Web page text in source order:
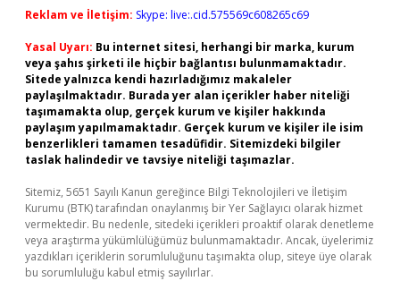
Reklam ve İletişim: Skype: live:.cid.575569c608265c69
Yasal Uyarı: Bu internet sitesi, herhangi bir marka, kurum
veya şahıs şirketi ile hiçbir bağlantısı bulunmamaktadır.
Sitede yalnızca kendi hazırladığımız makaleler
paylaşılmaktadır. Burada yer alan içerikler haber niteliği
taşımamakta olup, gerçek kurum ve kişiler hakkında
paylaşım yapılmamaktadır. Gerçek kurum ve kişiler ile isim
benzerlikleri tamamen tesadüfidir. Sitemizdeki bilgiler
taslak halindedir ve tavsiye niteliği taşımazlar.
Sitemiz, 5651 Sayılı Kanun gereğince Bilgi Teknolojileri ve İletişim
Kurumu (BTK) tarafından onaylanmış bir Yer Sağlayıcı olarak hizmet
vermektedir. Bu nedenle, sitedeki içerikleri proaktif olarak denetleme
veya araştırma yükümlülüğümüz bulunmamaktadır. Ancak, üyelerimiz
yazdıkları içeriklerin sorumluluğunu taşımakta olup, siteye üye olarak
bu sorumluluğu kabul etmiş sayılırlar.